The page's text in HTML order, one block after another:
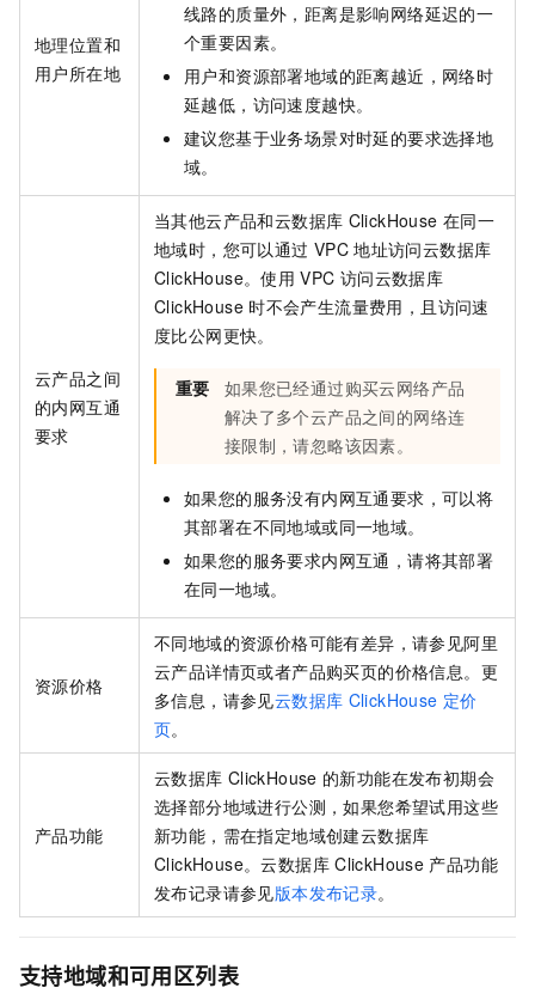
地理位置和
用户所在地
线路的质量外，距离是影响网络延迟的一
个重要因素。
用户和资源部署地域的距离越近，网络时
延越低，访问速度越快。
建议您基于业务场景对时延的要求选择地
域。
云产品之间
的内网互通
要求
当其他云产品和云数据库 ClickHouse 在同一
地域时，您可以通过 VPC 地址访问云数据库
ClickHouse。使用 VPC 访问云数据库
ClickHouse 时不会产生流量费用，且访问速
度比公网更快。
重要
如果您已经通过购买云网络产品
解决了多个云产品之间的网络连
接限制，请忽略该因素。
如果您的服务没有内网互通要求，可以将
其部署在不同地域或同一地域。
如果您的服务要求内网互通，请将其部署
在同一地域。
资源价格
不同地域的资源价格可能有差异，请参见阿里
云产品详情页或者产品购买页的价格信息。更
多信息，请参见云数据库 ClickHouse 定价
页。
产品功能
云数据库 ClickHouse 的新功能在发布初期会
选择部分地域进行公测，如果您希望试用这些
新功能，需在指定地域创建云数据库
ClickHouse。云数据库 ClickHouse 产品功能
发布记录请参见版本发布记录。
支持地域和可用区列表